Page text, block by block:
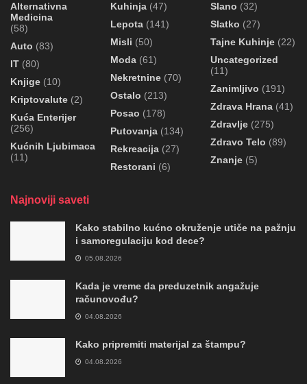
Alternativna
Medicina
(58)
Auto (83)
IT (80)
Knjige (10)
Kriptovalute (2)
Kuća Enterijer
(256)
Kućnih Ljubimaca
(11)
Kuhinja (47)
Lepota (141)
Misli (50)
Moda (61)
Nekretnine (70)
Ostalo (213)
Posao (178)
Putovanja (134)
Rekreacija (27)
Restorani (6)
Slano (32)
Slatko (27)
Tajne Kuhinje (22)
Uncategorized
(11)
Zanimljivo (191)
Zdrava Hrana (41)
Zdravlje (275)
Zdravo Telo (89)
Znanje (5)
Najnoviji saveti
Kako stabilno kućno okruženje utiče na pažnju
i samoregulaciju kod dece?
05.08.2026
Kada je vreme da preduzetnik angažuje
računovođu?
04.08.2026
Kako pripremiti materijal za štampu?
04.08.2026